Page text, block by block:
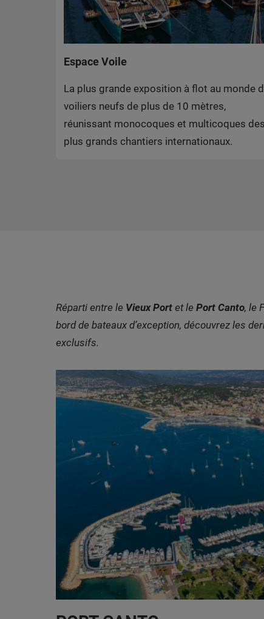
Espace Voile
La plus grande exposition à flot au monde
voiliers neufs de plus de 10 mètres,
réunissant monocoques et multicoques des
plus grands chantiers internationaux.
Réparti entre le Vieux Port et le Port Canto, le
bord de bateaux d’exception, découvrez les
exclusifs.